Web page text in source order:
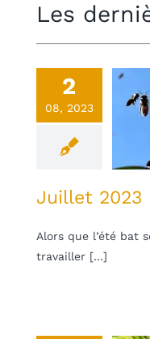
Les
2
08, 2023
2023 –
est là
Juillet 2023
Alors que l’été bat
travailler […]